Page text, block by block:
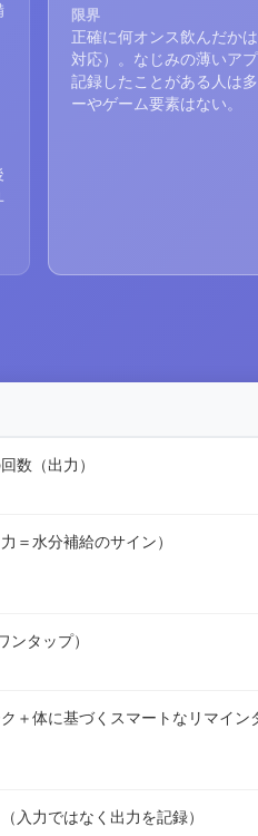
限界
正確に何オンス飲んだか
対応）。なじみの薄いア
記録したことがある人は
ーやゲーム要素はない。
数（出力）
＝水分補給のサイン）
ンタップ）
＋体に基づくスマートなリマイン
入力ではなく出力を記録）